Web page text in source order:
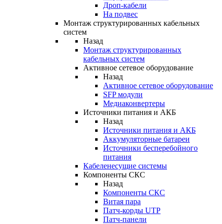
Дроп-кабели
На подвес
Монтаж структурированных кабельных
систем
Назад
Монтаж структурированных
кабельных систем
Активное сетевое оборудование
Назад
Активное сетевое оборудование
SFP модули
Медиаконвертеры
Источники питания и АКБ
Назад
Источники питания и АКБ
Аккумуляторные батареи
Источники бесперебойного
питания
Кабеленесущие системы
Компоненты СКС
Назад
Компоненты СКС
Витая пара
Патч-корды UTP
Патч-панели